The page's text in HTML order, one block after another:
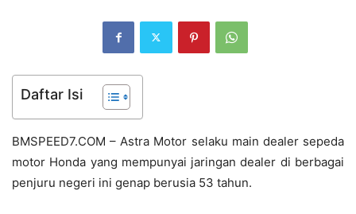
Daftar Isi
BMSPEED7.COM – Astra Motor selaku main dealer sepeda
motor Honda yang mempunyai jaringan dealer di berbagai
penjuru negeri ini genap berusia 53 tahun.